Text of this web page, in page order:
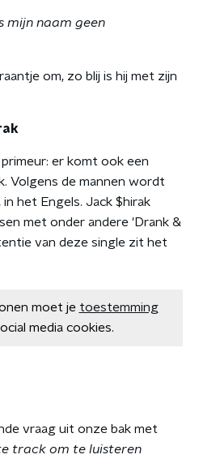
mijn naam geen
om, zo blij is hij met zijn
er komt ook een
Volgens de mannen wordt
het Engels. Jack $hirak
met onder andere 'Drank &
van deze single zit het
moet je toestemming
media cookies.
vraag uit onze bak met
track om te luisteren